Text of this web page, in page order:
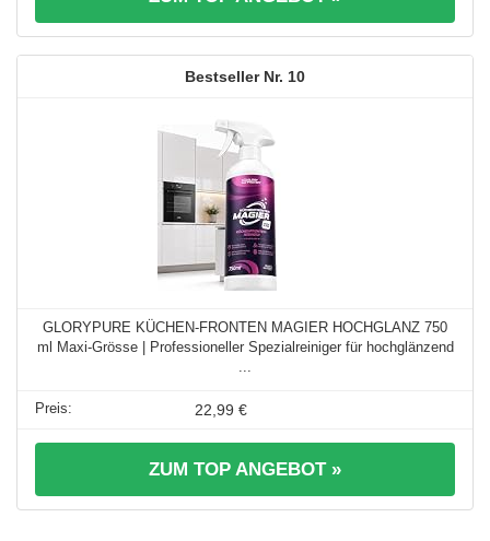
10
GLORYPURE KÜCHEN-FRONTEN MAGIER HOCHGLANZ 750
ml Maxi-Grösse | Professioneller Spezialreiniger für hochglänzend
22,99 €
ZUM TOP ANGEBOT »